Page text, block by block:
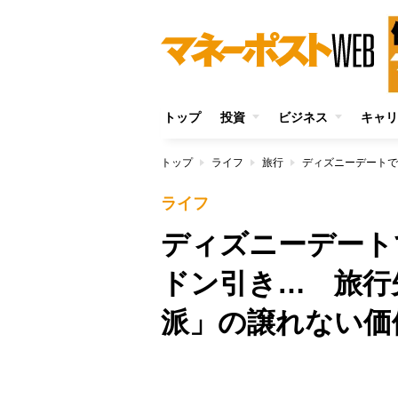
トップ 投資 ビジネス キャ
トップ ライフ 旅行
ライフ
ディズニーデー
ドン引き… 旅行
派」の譲れない